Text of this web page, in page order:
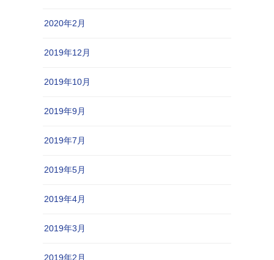
2020年2月
2019年12月
2019年10月
2019年9月
2019年7月
2019年5月
2019年4月
2019年3月
2019年2月